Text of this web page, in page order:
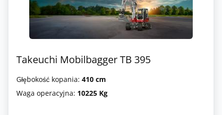
Takeuchi Mobilbagger TB 395
Głębokość kopania: 410 cm
Waga operacyjna: 10225 Kg